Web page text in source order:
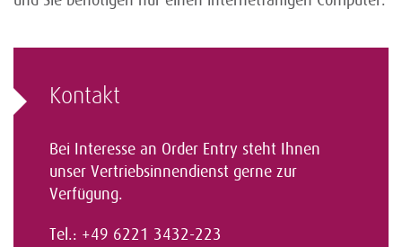
Kontakt
Bei Interesse an Order Entry steht Ihnen
unser Vertriebsinnendienst gerne zur
Verfügung.
Tel.: +49 6221 3432-223